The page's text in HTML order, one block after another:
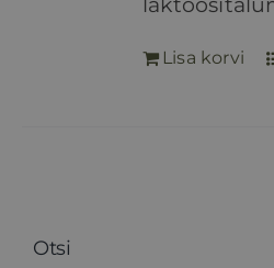
Lisa korvi
Otsi